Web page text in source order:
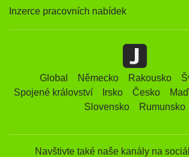
Inzerce pracovních nabídek
Global Německo Rakousko
Spojené království
Irsko Česko
Slovensko
Rumunsko
Navštivte také naše kanály na